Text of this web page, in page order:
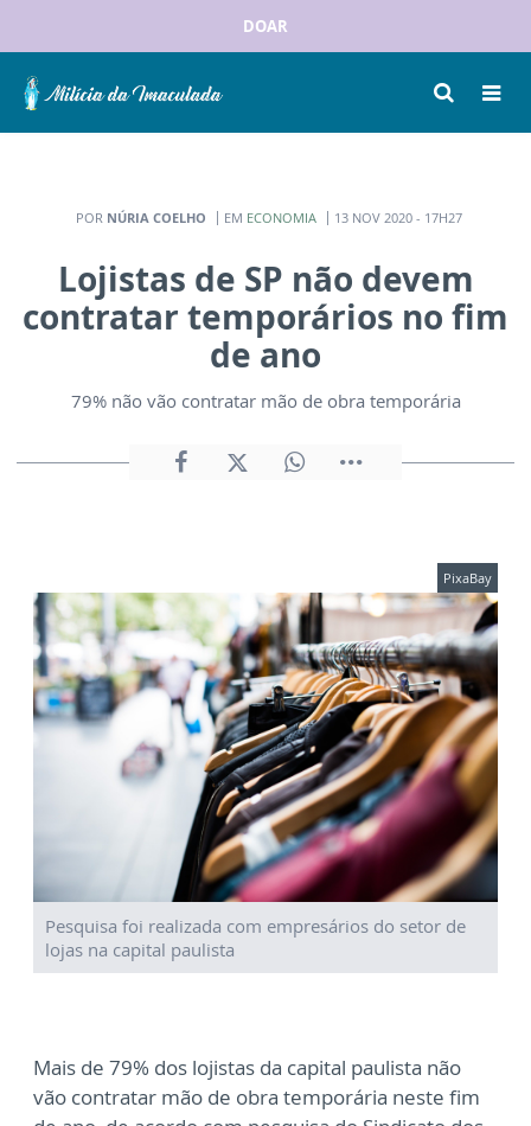
DOAR
POR NÚRIA COELHO EM ECONOMIA 13 NOV 2020 - 17H27
Lojistas de SP não devem
contratar temporários no fim
de ano
79% não vão contratar mão de obra temporária
PixaBay
Pesquisa foi realizada com empresários do setor de
lojas na capital paulista
Mais de 79% dos lojistas da capital paulista não
vão contratar mão de obra temporária neste fim